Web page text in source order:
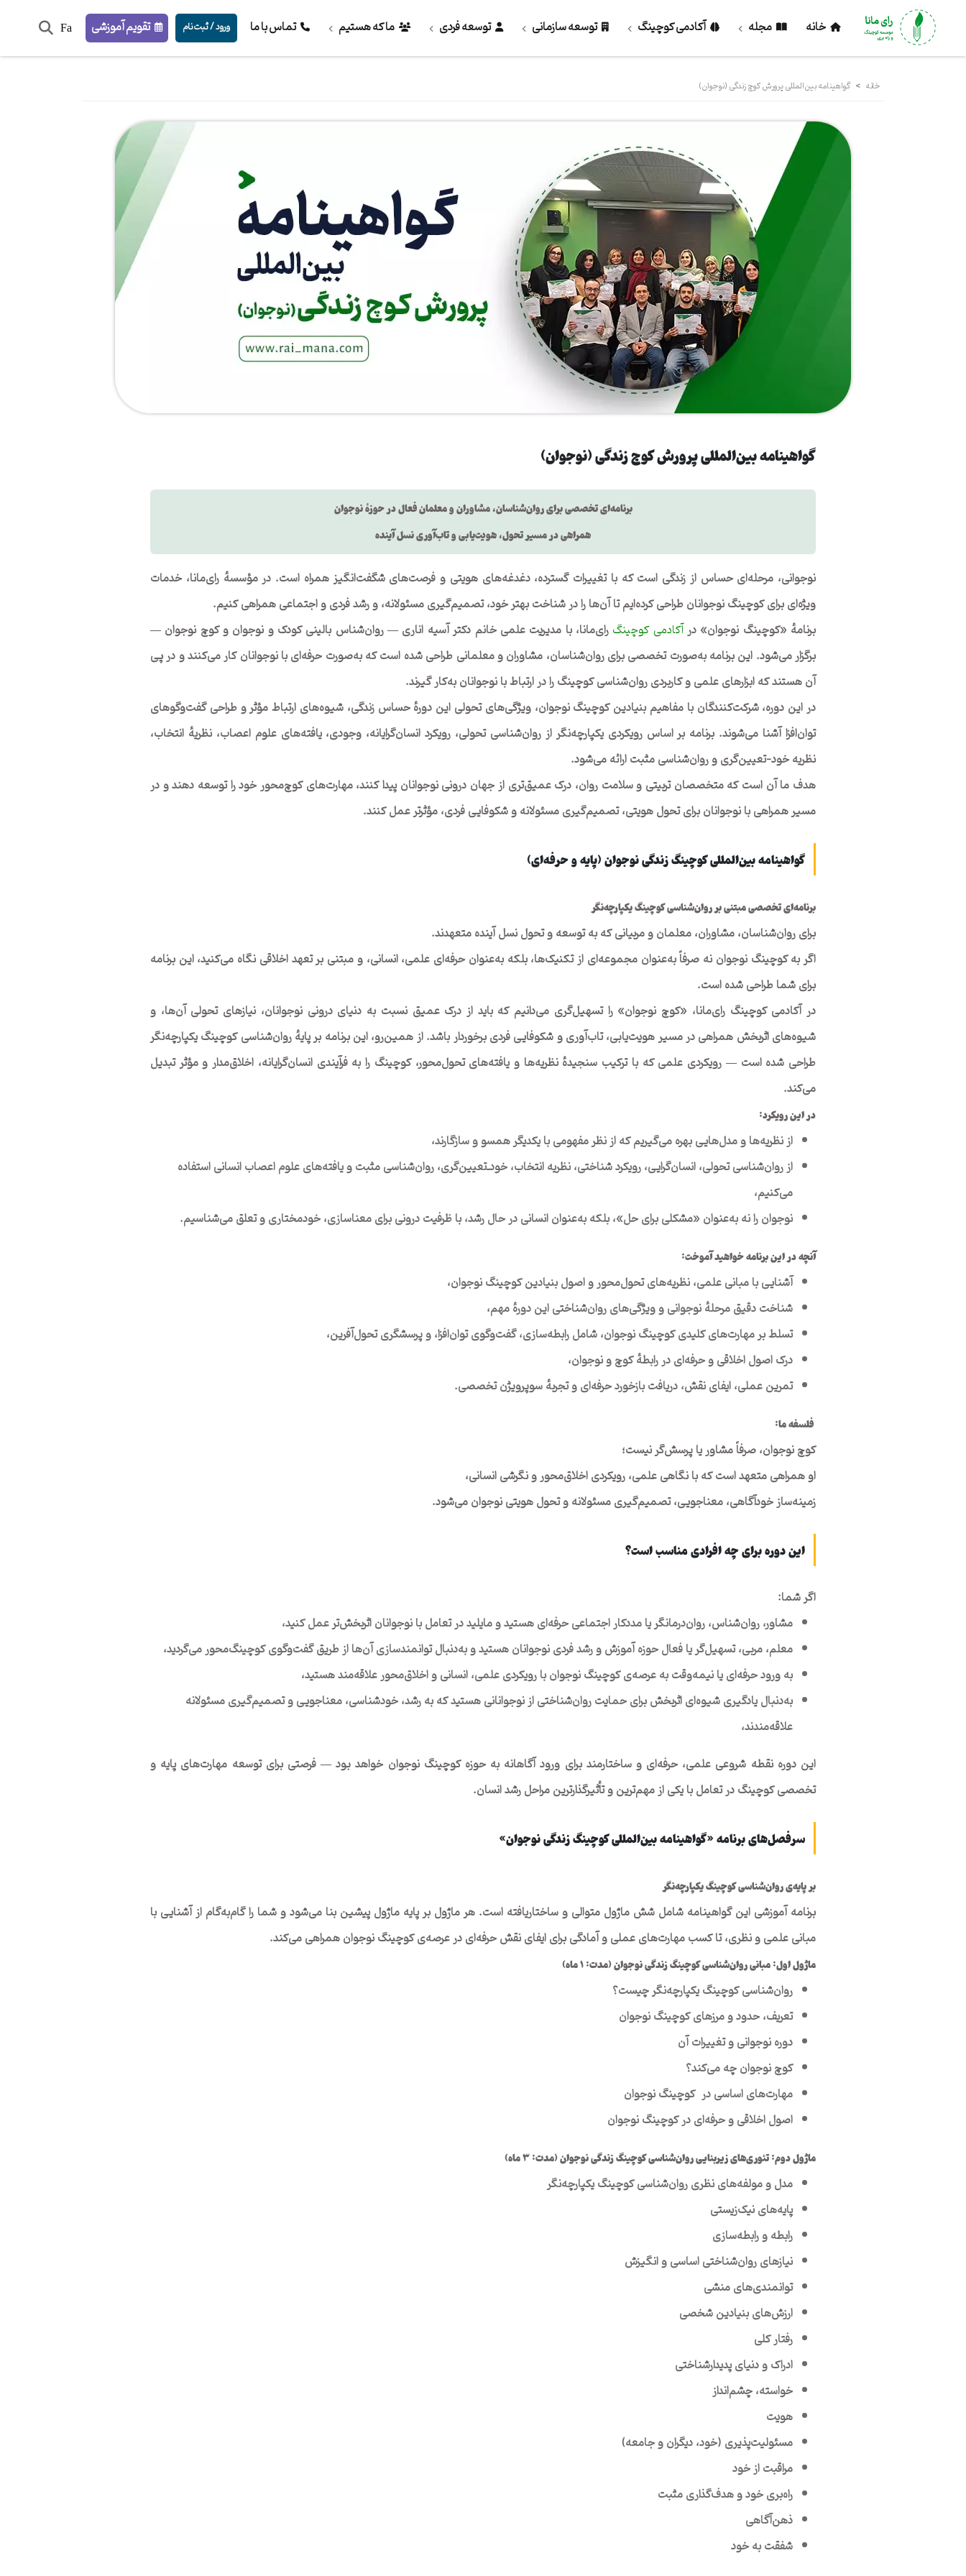
خانه مجله آکادمی کوچینگ توسعه سازمانی توسعه فردی ما که هستیم تماس با ما ورود / ثبت‌نام تقویم آموزشی Fa
خانه > گواهینامه بین‌المللی پرورش کوچ زندگی (نوجوان)
گواهینامه بین‌المللی پرورش کوچ زندگی (نوجوان)
برنامه‌ای تخصصی برای روان‌شناسان، مشاوران و معلمان فعال در حوزهٔ نوجوان
همراهی در مسیر تحول، هویت‌یابی و تاب‌آوری نسل آینده
نوجوانی، مرحله‌ای حساس از زندگی است که با تغییرات گسترده، دغدغه‌های هویتی و فرصت‌های شگفت‌انگیز همراه است. در مؤسسهٔ رای‌مانا، خدمات
ویژه‌ای برای کوچینگ نوجوانان طراحی کرده‌ایم تا آن‌ها را در شناخت بهتر خود، تصمیم‌گیری مسئولانه، و رشد فردی و اجتماعی همراهی کنیم.
برنامهٔ «کوچینگ نوجوان» درآکادمی کوچینگرای‌مانا، با مدیریت علمی خانم دکتر آسیه اناری — روان‌شناس بالینی کودک و نوجوان و کوچ نوجوان —
برگزار می‌شود. این برنامه به‌صورت تخصصی برای روان‌شناسان، مشاوران و معلمانی طراحی شده است که به‌صورت حرفه‌ای با نوجوانان کار می‌کنند و در پی
آن هستند که ابزارهای علمی و کاربردی روان‌شناسی کوچینگ را در ارتباط با نوجوانان به‌کار گیرند.
در این دوره، شرکت‌کنندگان با مفاهیم بنیادین کوچینگ نوجوان، ویژگی‌های تحولی این دورهٔ حساس زندگی، شیوه‌های ارتباط مؤثر و طراحی گفت‌وگوهای
توان‌افزا آشنا می‌شوند. برنامه بر اساس رویکردی یکپارچه‌نگر از روان‌شناسی تحولی، رویکرد انسان‌گرایانه، وجودی، یافته‌های علوم اعصاب، نظریهٔ انتخاب،
نظریه خود-تعیین‌گری و روان‌شناسی مثبت ارائه می‌شود.
هدف ما آن است که متخصصان تربیتی و سلامت روان، درک عمیق‌تری از جهان درونی نوجوانان پیدا کنند، مهارت‌های کوچ‌محور خود را توسعه دهند و در
مسیر همراهی با نوجوانان برای تحول هویتی، تصمیم‌گیری مسئولانه و شکوفایی فردی، مؤثرتر عمل کنند.
گواهینامه بین‌المللی کوچینگ زندگی نوجوان (پایه و حرفه‌ای)
برنامه‌ای تخصصی مبتنی بر روان‌شناسی کوچینگ یکپارچه‌نگر
برای روان‌شناسان، مشاوران، معلمان و مربیانی که به توسعه و تحول نسل آینده متعهدند.
اگر به کوچینگ نوجوان نه صرفاً به‌عنوان مجموعه‌ای از تکنیک‌ها، بلکه به‌عنوان حرفه‌ای علمی، انسانی، و مبتنی بر تعهد اخلاقی نگاه می‌کنید، این برنامه
برای شما طراحی شده است.
در آکادمی کوچینگ رای‌مانا، «کوچ نوجوان» را تسهیل‌گری می‌دانیم که باید از درک عمیق نسبت به دنیای درونی نوجوانان، نیازهای تحولی آن‌ها، و
شیوه‌های اثربخش همراهی در مسیر هویت‌یابی، تاب‌آوری و شکوفایی فردی برخوردار باشد. از همین‌رو، این برنامه بر پایهٔ روان‌شناسی کوچینگ یکپارچه‌نگر
طراحی شده است — رویکردی علمی که با ترکیب سنجیدهٔ نظریه‌ها و یافته‌های تحول‌محور، کوچینگ را به فرآیندی انسان‌گرایانه، اخلاق‌مدار و مؤثر تبدیل
می‌کند.
در این رویکرد:
از نظریه‌ها و مدل‌هایی بهره می‌گیریم که از نظر مفهومی با یکدیگر همسو و سازگارند،
از روان‌شناسی تحولی، انسان‌گرایی، رویکرد شناختی، نظریه انتخاب، خود‌ـ‌تعیین‌گری، روان‌شناسی مثبت و یافته‌های علوم اعصاب انسانی استفاده
می‌کنیم،
نوجوان را نه به‌عنوان «مشکلی برای حل»، بلکه به‌عنوان انسانی در حال رشد، با ظرفیت درونی برای معناسازی، خودمختاری و تعلق می‌شناسیم.
آنچه در این برنامه خواهید آموخت:
آشنایی با مبانی علمی، نظریه‌های تحول‌محور و اصول بنیادین کوچینگ نوجوان،
شناخت دقیق مرحلهٔ نوجوانی و ویژگی‌های روان‌شناختی این دورهٔ مهم،
تسلط بر مهارت‌های کلیدی کوچینگ نوجوان، شامل رابطه‌سازی، گفت‌وگوی توان‌افزا، و پرسشگری تحول‌آفرین،
درک اصول اخلاقی و حرفه‌ای در رابطهٔ کوچ و نوجوان،
تمرین عملی، ایفای نقش، دریافت بازخورد حرفه‌ای و تجربهٔ سوپرویژن تخصصی.
فلسفه ما:
کوچ نوجوان، صرفاً مشاور یا پرسش‌گر نیست؛
او همراهی متعهد است که با نگاهی علمی، رویکردی اخلاق‌محور و نگرشی انسانی،
زمینه‌ساز خودآگاهی، معناجویی، تصمیم‌گیری مسئولانه و تحول هویتی نوجوان می‌شود.
این دوره برای چه افرادی مناسب است؟
اگر شما:
مشاور، روان‌شناس، روان‌درمانگر یا مددکار اجتماعی حرفه‌ای هستید و مایلید در تعامل با نوجوانان اثربخش‌تر عمل کنید،
معلم، مربی، تسهیل‌گر یا فعال حوزه آموزش و رشد فردی نوجوانان هستید و به‌دنبال توانمندسازی آن‌ها از طریق گفت‌وگوی کوچینگ‌محور می‌گردید،
به ورود حرفه‌ای یا نیمه‌وقت به عرصه‌ی کوچینگ نوجوان با رویکردی علمی، انسانی و اخلاق‌محور علاقه‌مند هستید،
به‌دنبال یادگیری شیوه‌ای اثربخش برای حمایت روان‌شناختی از نوجوانانی هستید که به رشد، خودشناسی، معناجویی و تصمیم‌گیری مسئولانه
علاقه‌مندند،
این دوره نقطه شروعی علمی، حرفه‌ای و ساختارمند برای ورود آگاهانه به حوزه کوچینگ نوجوان خواهد بود — فرصتی برای توسعه‌ مهارت‌های پایه و
تخصصی کوچینگ در تعامل با یکی از مهم‌ترین و تأثیرگذارترین مراحل رشد انسان.
سرفصل‌های برنامه «گواهینامه بین‌المللی کوچینگ زندگی نوجوان»
بر پایه‌ی روان‌شناسی کوچینگ یکپارچه‌نگر
برنامه آموزشی این گواهینامه شامل شش ماژول متوالی و ساختاریافته است. هر ماژول بر پایه‌ ماژول پیشین بنا می‌شود و شما را گام‌به‌گام از آشنایی با
مبانی علمی و نظری، تا کسب مهارت‌های عملی و آمادگی برای ایفای نقش حرفه‌ای در عرصه‌ی کوچینگ نوجوان همراهی می‌کند.
ماژول اول: مبانی روان‌شناسی کوچینگ زندگی نوجوان (مدت: ۱ ماه)
روان‌شناسی کوچینگ یکپارچه‌نگر چیست؟
تعریف، حدود و مرزهای کوچینگ نوجوان
دوره نوجوانی و تغییرات آن
کوچ نوجوان چه می‌کند؟
مهارت‌های اساسی در کوچینگ نوجوان
اصول اخلاقی و حرفه‌ای در کوچینگ نوجوان
ماژول دوم: تئوری‌های زیربنایی روان‌شناسی کوچینگ زندگی نوجوان (مدت: ۳ ماه)
مدل و مولفه‌های نظری روان‌شناسی کوچینگ یکپارچه‌نگر
پایه‌های نیک‌زیستی
رابطه و رابطه‌سازی
نیازهای روان‌شناختی اساسی و انگیزش
توانمندی‌های منشی
ارزش‌های بنیادین شخصی
رفتار کلی
ادراک و دنیای پدیدارشناختی
خواسته، چشم‌انداز
هویت
مسئولیت‌پذیری (خود، دیگران و جامعه)
مراقبت از خود
راه‌بری خود و هدف‌گذاری مثبت
ذهن‌آگاهی
شفقت به خود